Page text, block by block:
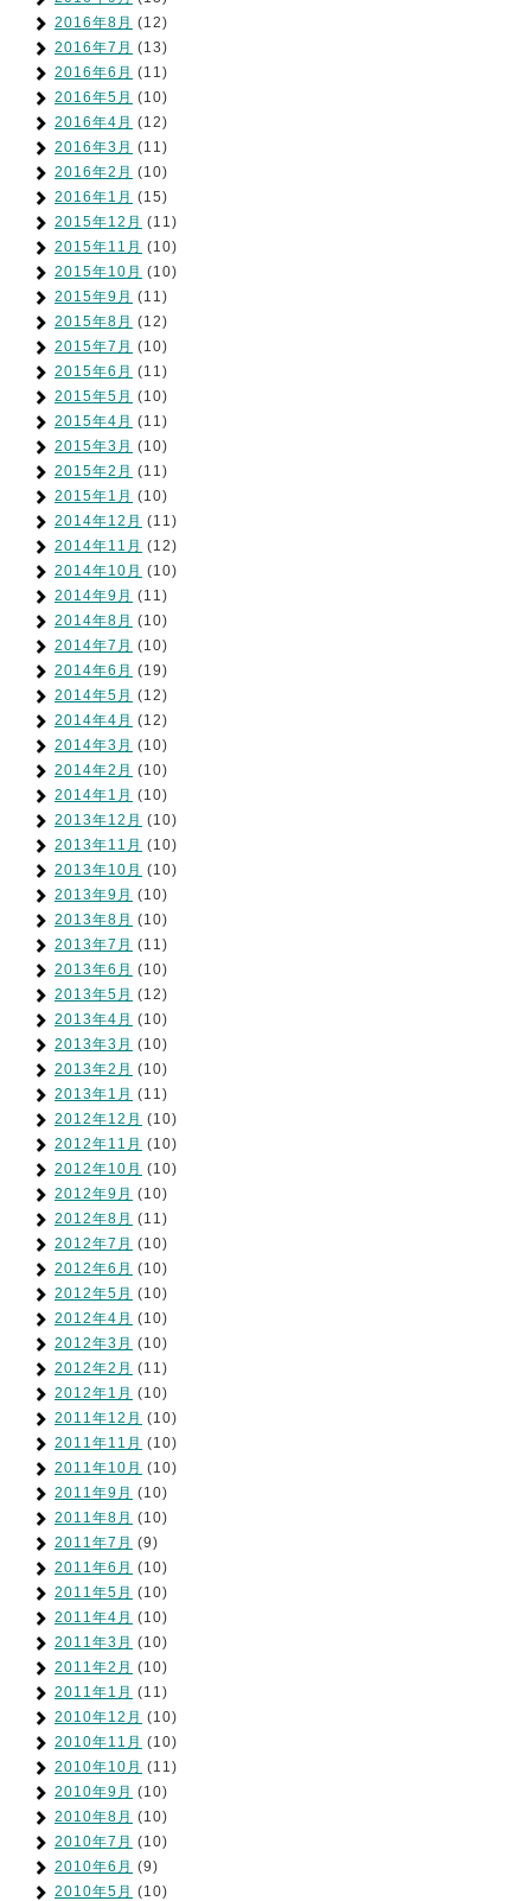
2016年8月 (12)
2016年7月 (13)
2016年6月 (11)
2016年5月 (10)
2016年4月 (12)
2016年3月 (11)
2016年2月 (10)
2016年1月 (15)
2015年12月 (11)
2015年11月 (10)
2015年10月 (10)
2015年9月 (11)
2015年8月 (12)
2015年7月 (10)
2015年6月 (11)
2015年5月 (10)
2015年4月 (11)
2015年3月 (10)
2015年2月 (11)
2015年1月 (10)
2014年12月 (11)
2014年11月 (12)
2014年10月 (10)
2014年9月 (11)
2014年8月 (10)
2014年7月 (10)
2014年6月 (19)
2014年5月 (12)
2014年4月 (12)
2014年3月 (10)
2014年2月 (10)
2014年1月 (10)
2013年12月 (10)
2013年11月 (10)
2013年10月 (10)
2013年9月 (10)
2013年8月 (10)
2013年7月 (11)
2013年6月 (10)
2013年5月 (12)
2013年4月 (10)
2013年3月 (10)
2013年2月 (10)
2013年1月 (11)
2012年12月 (10)
2012年11月 (10)
2012年10月 (10)
2012年9月 (10)
2012年8月 (11)
2012年7月 (10)
2012年6月 (10)
2012年5月 (10)
2012年4月 (10)
2012年3月 (10)
2012年2月 (11)
2012年1月 (10)
2011年12月 (10)
2011年11月 (10)
2011年10月 (10)
2011年9月 (10)
2011年8月 (10)
2011年7月 (9)
2011年6月 (10)
2011年5月 (10)
2011年4月 (10)
2011年3月 (10)
2011年2月 (10)
2011年1月 (11)
2010年12月 (10)
2010年11月 (10)
2010年10月 (11)
2010年9月 (10)
2010年8月 (10)
2010年7月 (10)
2010年6月 (9)
2010年5月 (10)